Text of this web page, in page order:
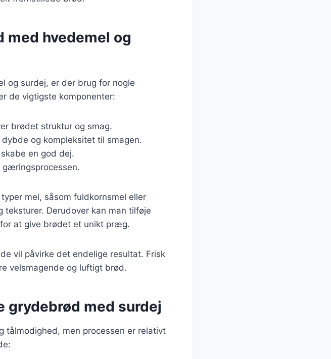
med hvedemel og
og surdej, er der brug for nogle
de vigtigste komponenter:
brødet struktur og smag.
og kompleksitet til smagen.
en god dej.
gæringsprocessen.
mel, såsom fuldkornsmel eller
teksturer. Derudover kan man tilføje
at give brødet et unikt præg.
vil påvirke det endelige resultat. Frisk
velsmagende og luftigt brød.
grydebrød med surdej
men processen er relativt